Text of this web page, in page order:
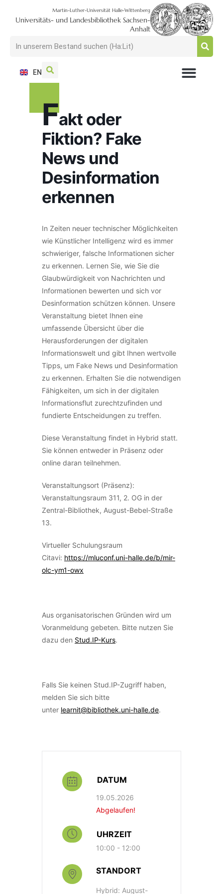
Martin-Luther-Universität Halle-Wittenberg
Universitäts- und Landesbibliothek Sachsen-
Anhalt
EN
Fakt oder
Fiktion? Fake
News und
Desinformation
erkennen
In Zeiten neuer technischer Möglichkeiten
wie Künstlicher Intelligenz wird es immer
schwieriger, falsche Informationen sicher
zu erkennen. Lernen Sie, wie Sie die
Glaubwürdigkeit von Nachrichten und
Informationen bewerten und sich vor
Desinformation schützen können. Unsere
Veranstaltung bietet Ihnen eine
umfassende Übersicht über die
Herausforderungen der digitalen
Informationswelt und gibt Ihnen wertvolle
Tipps, um Fake News und Desinformation
zu erkennen. Erhalten Sie die notwendigen
Fähigkeiten, um sich in der digitalen
Informationsflut zurechtzufinden und
fundierte Entscheidungen zu treffen.
Diese Veranstaltung findet in Hybrid statt.
Sie können entweder in Präsenz oder
online daran teilnehmen.
Veranstaltungsort (Präsenz):
Veranstaltungsraum 311, 2. OG in der
Zentral-Bibliothek, August-Bebel-Straße
13.
Virtueller Schulungsraum
Citavi: https://mluconf.uni-halle.de/b/mir-
olc-ym1-owx
Aus organisatorischen Gründen wird um
Voranmeldung gebeten. Bitte nutzen Sie
dazu den Stud.IP-Kurs.
Falls Sie keinen Stud.IP-Zugriff haben,
melden Sie sich bitte
unter learnit@bibliothek.uni-halle.de.
DATUM
19.05.2026
Abgelaufen!
UHRZEIT
10:00 - 12:00
STANDORT
Hybrid: August-